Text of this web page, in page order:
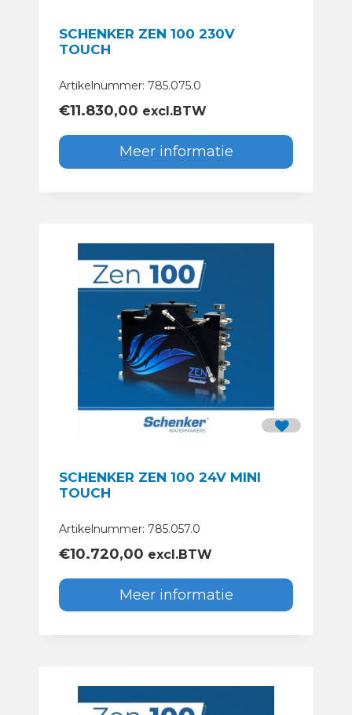
SCHENKER ZEN 100 230V
TOUCH
Artikelnummer: 785.075.0
€11.830,00 excl.BTW
Meer informatie
SCHENKER ZEN 100 24V MINI
TOUCH
Artikelnummer: 785.057.0
€10.720,00 excl.BTW
Meer informatie